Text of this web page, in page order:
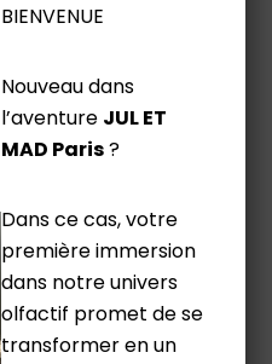
BIENVENUE
Nouveau dans
l’aventure JUL ET
MAD Paris?
Dans ce cas, votre
première immersion
dans notre univers
olfactif promet de se
transformer en un